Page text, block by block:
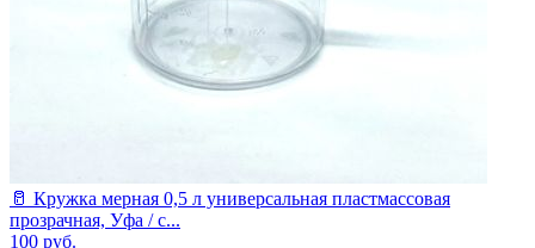
🥛 Кружка мерная 0,5 л универсальная пластмассовая
прозрачная, Уфа / с...
100 руб.